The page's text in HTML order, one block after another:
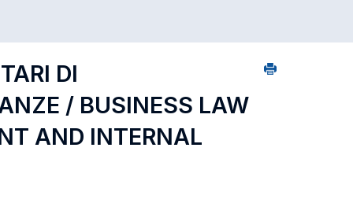
DI
/ BUSINESS LAW
AND INTERNAL